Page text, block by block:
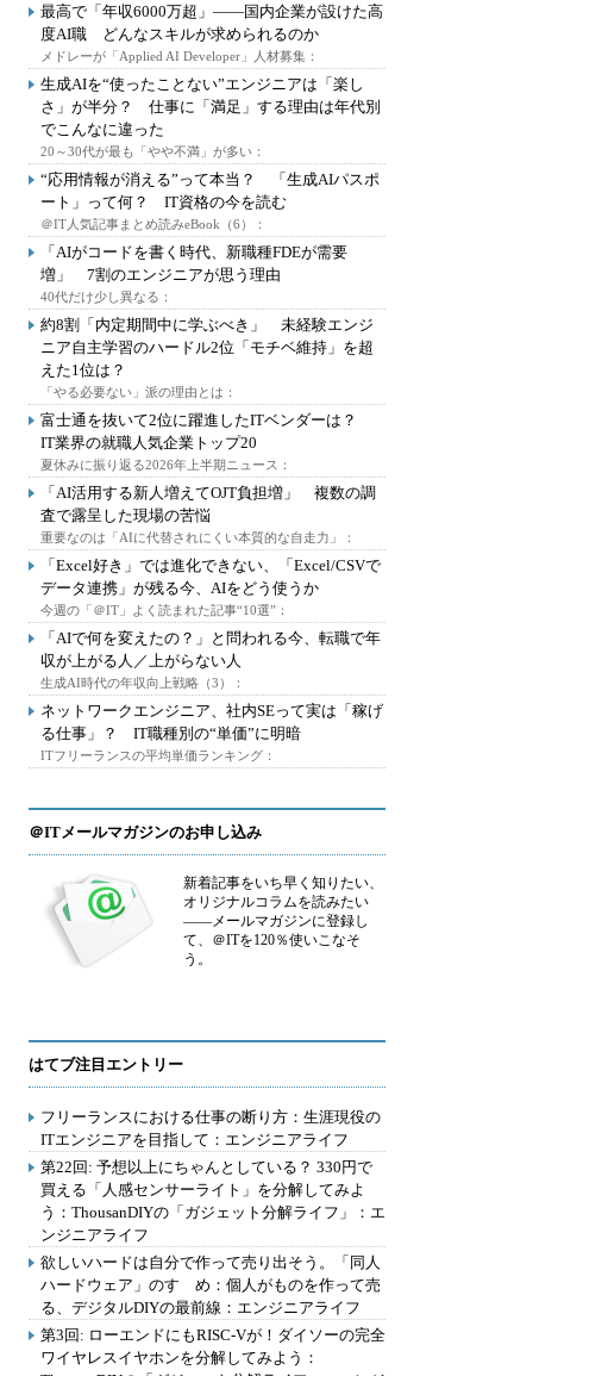
最高で「年収6000万超」――国内企業が設けた高
度AI職 どんなスキルが求められるのか
メドレーが「Applied AI Developer」人材募集：
生成AIを“使ったことない”エンジニアは「楽し
さ」が半分？ 仕事に「満足」する理由は年代別
でこんなに違った
20～30代が最も「やや不満」が多い：
“応用情報が消える”って本当？ 「生成AIパスポ
ート」って何？ IT資格の今を読む
＠IT人気記事まとめ読みeBook（6）：
「AIがコードを書く時代、新職種FDEが需要
増」 7割のエンジニアが思う理由
40代だけ少し異なる：
約8割「内定期間中に学ぶべき」 未経験エンジ
ニア自主学習のハードル2位「モチベ維持」を超
えた1位は？
「やる必要ない」派の理由とは：
富士通を抜いて2位に躍進したITベンダーは？
IT業界の就職人気企業トップ20
夏休みに振り返る2026年上半期ニュース：
「AI活用する新人増えてOJT負担増」 複数の調
査で露呈した現場の苦悩
重要なのは「AIに代替されにくい本質的な自走力」：
「Excel好き」では進化できない、「Excel/CSVで
データ連携」が残る今、AIをどう使うか
今週の「＠IT」よく読まれた記事“10選”：
「AIで何を変えたの？」と問われる今、転職で年
収が上がる人／上がらない人
生成AI時代の年収向上戦略（3）：
ネットワークエンジニア、社内SEって実は「稼げ
る仕事」？ IT職種別の“単価”に明暗
ITフリーランスの平均単価ランキング：
＠ITメールマガジンのお申し込み
新着記事をいち早く知りたい、
オリジナルコラムを読みたい
――メールマガジンに登録し
て、＠ITを120％使いこなそ
う。
はてブ注目エントリー
フリーランスにおける仕事の断り方：生涯現役の
ITエンジニアを目指して：エンジニアライフ
第22回: 予想以上にちゃんとしている？ 330円で
買える「人感センサーライト」を分解してみよ
う：ThousanDIYの「ガジェット分解ライフ」：エ
ンジニアライフ
欲しいハードは自分で作って売り出そう。「同人
ハードウェア」のすゝめ：個人がものを作って売
る、デジタルDIYの最前線：エンジニアライフ
第3回: ローエンドにもRISC-Vが！ダイソーの完全
ワイヤレスイヤホンを分解してみよう：